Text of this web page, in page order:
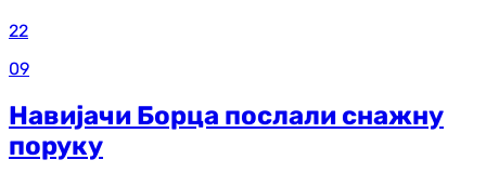
22
09
Навијачи Борца послали снажну
поруку